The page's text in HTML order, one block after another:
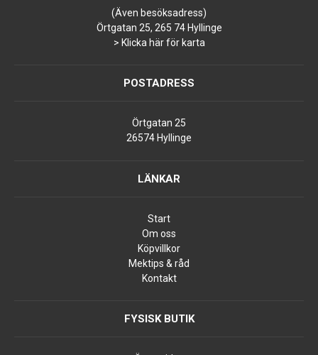
(Även besöksadress)
Örtgatan 25, 265 74 Hyllinge
> Klicka här för karta
POSTADRESS
Örtgatan 25
26574 Hyllinge
LÄNKAR
Start
Om oss
Köpvillkor
Mektips & råd
Kontakt
FYSISK BUTIK